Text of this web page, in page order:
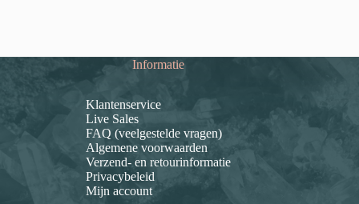
Informatie
Klantenservice
Live Sales
FAQ (veelgestelde vragen)
Algemene voorwaarden
Verzend- en retourinformatie
Privacybeleid
Mijn account